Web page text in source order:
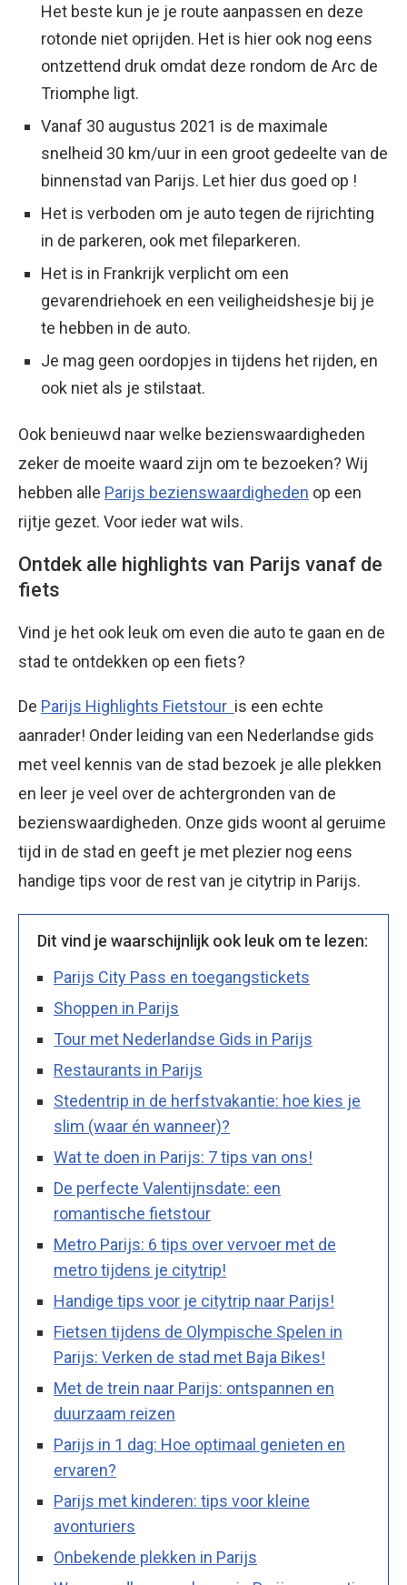
Het beste kun je je route aanpassen en deze
rotonde niet oprijden. Het is hier ook nog eens
ontzettend druk omdat deze rondom de Arc de
Triomphe ligt.
Vanaf 30 augustus 2021 is de maximale
snelheid 30 km/uur in een groot gedeelte van de
binnenstad van Parijs. Let hier dus goed op !
Het is verboden om je auto tegen de rijrichting
in de parkeren, ook met fileparkeren.
Het is in Frankrijk verplicht om een
gevarendriehoek en een veiligheidshesje bij je
te hebben in de auto.
Je mag geen oordopjes in tijdens het rijden, en
ook niet als je stilstaat.
Ook benieuwd naar welke bezienswaardigheden
zeker de moeite waard zijn om te bezoeken? Wij
hebben alle Parijs bezienswaardigheden op een
rijtje gezet. Voor ieder wat wils.
Ontdek alle highlights van Parijs vanaf de
fiets
Vind je het ook leuk om even die auto te gaan en de
stad te ontdekken op een fiets?
De Parijs Highlights Fietstour is een echte
aanrader! Onder leiding van een Nederlandse gids
met veel kennis van de stad bezoek je alle plekken
en leer je veel over de achtergronden van de
bezienswaardigheden. Onze gids woont al geruime
tijd in de stad en geeft je met plezier nog eens
handige tips voor de rest van je citytrip in Parijs.
Dit vind je waarschijnlijk ook leuk om te lezen:
Parijs City Pass en toegangstickets
Shoppen in Parijs
Tour met Nederlandse Gids in Parijs
Restaurants in Parijs
Stedentrip in de herfstvakantie: hoe kies je
slim (waar én wanneer)?
Wat te doen in Parijs: 7 tips van ons!
De perfecte Valentijnsdate: een
romantische fietstour
Metro Parijs: 6 tips over vervoer met de
metro tijdens je citytrip!
Handige tips voor je citytrip naar Parijs!
Fietsen tijdens de Olympische Spelen in
Parijs: Verken de stad met Baja Bikes!
Met de trein naar Parijs: ontspannen en
duurzaam reizen
Parijs in 1 dag: Hoe optimaal genieten en
ervaren?
Parijs met kinderen: tips voor kleine
avonturiers
Onbekende plekken in Parijs